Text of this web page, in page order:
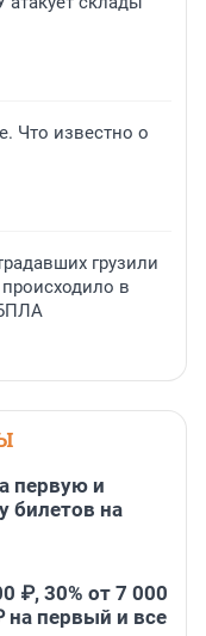
Что известно о
грузили
в
первую и
билетов на
₽, 30% от 7 000
на первый и все